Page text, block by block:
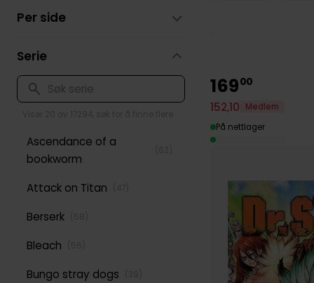
16900
152,10
Medlem
På nettlager
Per side
Serie
Ascendance of a
bookworm
Attack on Titan
Berserk
Bleach
Bungo stray dogs